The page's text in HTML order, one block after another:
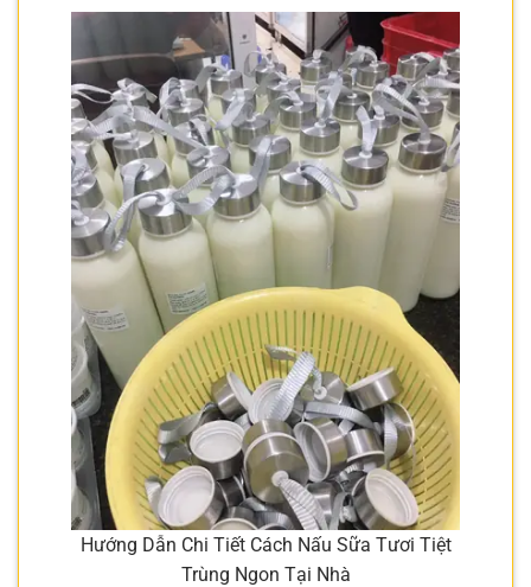
Hướng Dẫn Chi Tiết Cách Nấu Sữa Tươi Tiệt
Trùng Ngon Tại Nhà